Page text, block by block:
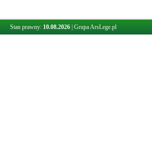
Stan prawny: 10.08.2026 Grupa ArsLege.pl